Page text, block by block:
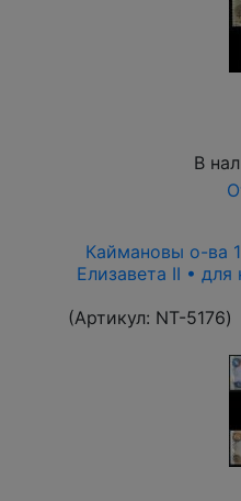
В
Каймановы о-ва
Елизавета II •
(Артикул: NT-5176)